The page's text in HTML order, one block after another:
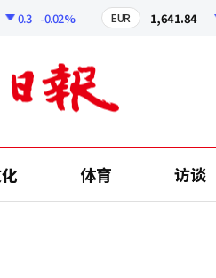
0.3 -0.02% EUR 1,641.84
体育 访谈